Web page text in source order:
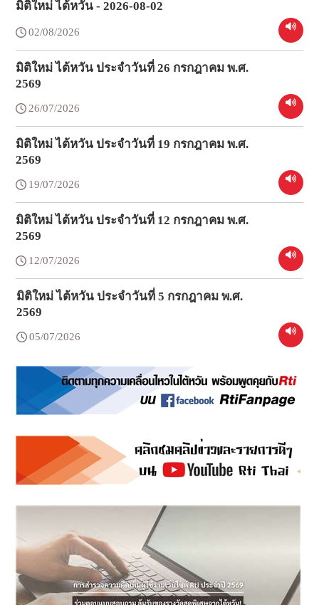
มิติใหม่ ไต้หวัน - 2026-08-02
02/08/2026
มิติใหม่ ไต้หวัน ประจำวันที่ 26 กรกฎาคม พ.ศ.
2569
26/07/2026
มิติใหม่ ไต้หวัน ประจำวันที่ 19 กรกฎาคม พ.ศ.
2569
19/07/2026
มิติใหม่ ไต้หวัน ประจำวันที่ 12 กรกฎาคม พ.ศ.
2569
12/07/2026
มิติใหม่ ไต้หวัน ประจำวันที่ 5 กรกฎาคม พ.ศ.
2569
05/07/2026